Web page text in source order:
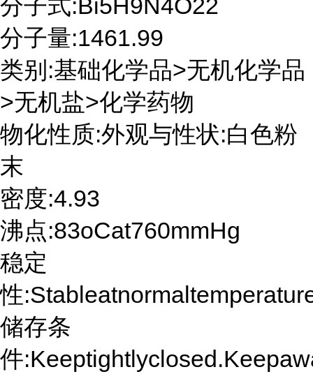
分子式:Bi5H9N4O22
分子量:1461.99
类别:基础化学品>无机化学品
>无机盐>化学药物
物化性质:外观与性状:白色粉
末
密度:4.93
沸点:83oCat760mmHg
稳定
性
储存条
件